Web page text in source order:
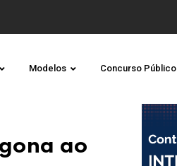
Modelos Concurso Público
ao